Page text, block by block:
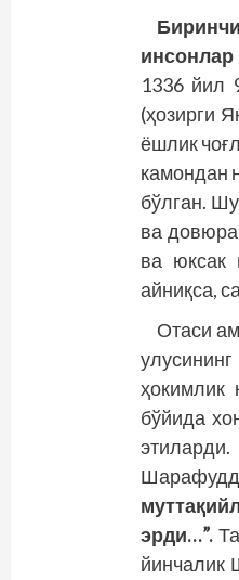
инсонлар
1336 йил
(ҳозирги
ёшлик
камондан
бўлган.
ва
ва юксак
айниқса,
Отаси
ҳокимлик
бўйида
эрди…”.
йинчалик